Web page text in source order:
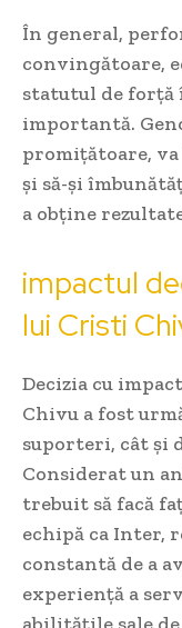
În general,
convingătoare,
statutul de
importantă.
promițătoare,
și să-și
a obține
impactul
lui Cristi
Decizia cu
Chivu a fost
suporteri, cât și
Considerat un
trebuit să facă
echipă ca Inter,
constantă de a
experiență a